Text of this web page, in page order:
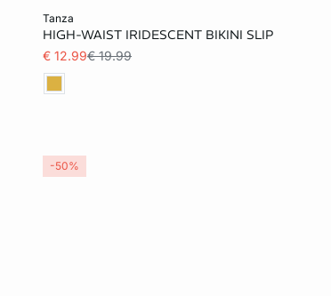
tanza
HIGH-WAIST IRIDESCENT BIKINI SLIP
€ 12.99€ 19.99
-50%